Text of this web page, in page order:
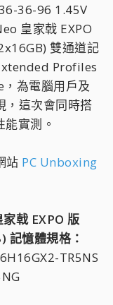
36-96 1.45V
皇家戟 EXPO
雙通道記
Profiles
為電腦用戶及
，這次會同時搭
實測。
站 PC Unboxing
戟 EXPO 版
憶體規格：
TR5NS